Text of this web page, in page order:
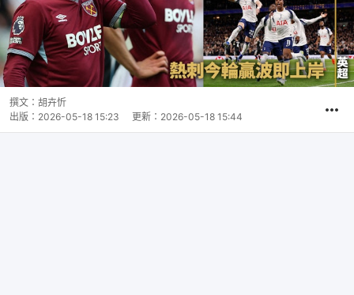
撰文： 胡卉忻
出版： 2026-05-18 15:23 更新： 2026-05-18 15:44